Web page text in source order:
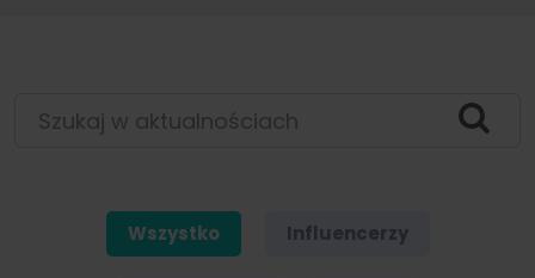
Szukaj w aktualnościach
Wszystko Influencerzy